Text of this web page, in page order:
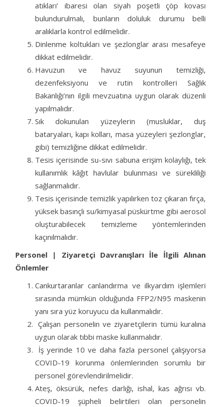
atıkları’ ibaresi olan siyah poşetli çöp kovası
bulundurulmalı, bunların doluluk durumu belli
aralıklarla kontrol edilmelidir.
Dinlenme koltukları ve şezlonglar arası mesafeye
dikkat edilmelidir.
Havuzun ve havuz suyunun temizliği,
dezenfeksiyonu ve rutin kontrolleri Sağlık
Bakanlığı’nın ilgili mevzuatına uygun olarak düzenli
yapılmalıdır.
Sık dokunulan yüzeylerin (musluklar, duş
bataryaları, kapı kolları, masa yüzeyleri şezlonglar,
gibi) temizliğine dikkat edilmelidir.
Tesis içerisinde su-sıvı sabuna erişim kolaylığı, tek
kullanımlık kâğıt havlular bulunması ve sürekliliği
sağlanmalıdır.
Tesis içerisinde temizlik yapılırken toz çıkaran fırça,
yüksek basınçlı su/kimyasal püskürtme gibi aerosol
oluşturabilecek temizleme yöntemlerinden
kaçınılmalıdır.
Personel | Ziyaretçi Davranışları İle İlgili Alınan
Önlemler
Cankurtaranlar canlandırma ve ilkyardım işlemleri
sırasında mümkün olduğunda FFP2/N95 maskenin
yanı sıra yüz koruyucu da kullanmalıdır.
Çalışan personelin ve ziyaretçilerin tümü kuralına
uygun olarak tıbbi maske kullanmalıdır.
İş yerinde 10 ve daha fazla personel çalışıyorsa
COVID-19 korunma önlemlerinden sorumlu bir
personel görevlendirilmelidir.
Ateş, öksürük, nefes darlığı, ishal, kas ağrısı vb.
COVID-19 şüpheli belirtileri olan personelin